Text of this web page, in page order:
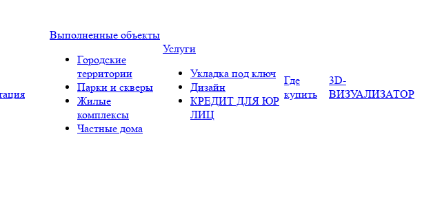
Выполненные объекты
Городские
территории
Парки и скверы
Жилые
комплексы
Частные дома
Услуги
Укладка под ключ
Дизайн
КРЕДИТ ДЛЯ ЮР
ЛИЦ
Где
купить
3D-
ВИЗУАЛИЗАТОР